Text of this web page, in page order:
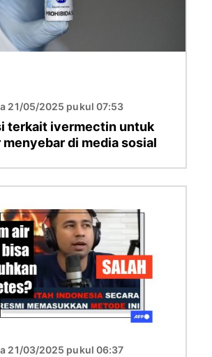
21/05/2025 pukul 07:53
terkait ivermectin untuk
di media sosial
21/03/2025 pukul 06:37